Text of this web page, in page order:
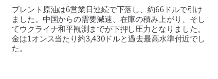
ブレント原油は6営業日連続で下落し、約66ドルで引け
ました。中国からの需要減速、在庫の積み上がり、そし
てウクライナ和平観測までが下押し圧力となりました。
金は1オンス当たり約3,430ドルと過去最高水準付近でし
た。